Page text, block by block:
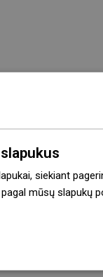
siekiant
mūsų slapukų